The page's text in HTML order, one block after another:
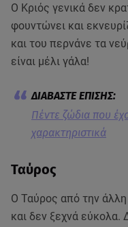
Ο Κριός γενικά δεν
φουντώνει και
και του περνάνε τα
είναι μέλι γάλα!
Πέντε ζώδια που
χαρακτηριστικά
Ταύρος
Ο Ταύρος από την
και δεν ξεχνά εύκολα.